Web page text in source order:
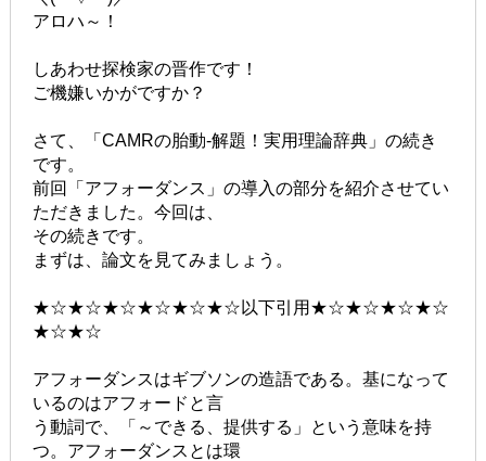
アロハ～！
しあわせ探検家の晋作です！
ご機嫌いかがですか？
さて、「CAMRの胎動-解題！実用理論辞典」の続き
です。
前回「アフォーダンス」の導入の部分を紹介させてい
ただきました。今回は、
その続きです。
まずは、論文を見てみましょう。
★☆★☆★☆★☆★☆★☆以下引用★☆★☆★☆★☆
★☆★☆
アフォーダンスはギブソンの造語である。基になって
いるのはアフォードと言
う動詞で、「～できる、提供する」という意味を持
つ。アフォーダンスとは環